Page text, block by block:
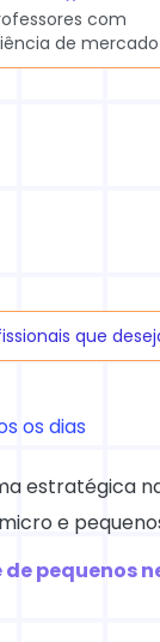
com
de mercado
que
os dias
estratégica
e
pequenos